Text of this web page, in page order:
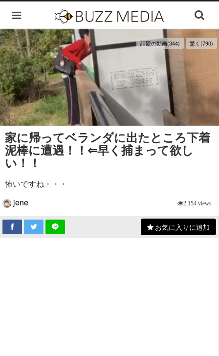
話題の動画(344) 驚く(790)
家に帰ってベランダに出たところ下着
泥棒に遭遇！！⇐早く捕まって欲し
い！！
怖いですね・・・
jene
2,154 views
お気に入りに追加